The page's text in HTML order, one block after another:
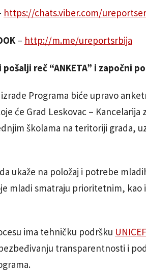
https://chats.viber.com/
– http://m.me/ureportsrbija
reč “ANKETA” i započni
Programa biće upravo
će Grad Leskovac – Kancelarija
školama na teritoriji grada,
ukaže na položaj i potrebe
mladi smatraju prioritetnim, kao
ima tehničku podršku
transparentnosti i